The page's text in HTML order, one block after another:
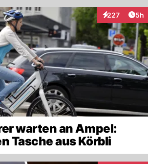
227
Interaktionen
5h
warten an Ampel:
Tasche aus Körbli